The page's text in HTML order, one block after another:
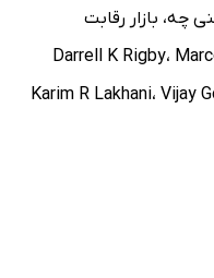
چه، بازار رقابت
Darrell K Rigby،
Karim R Lakhani، Vijay